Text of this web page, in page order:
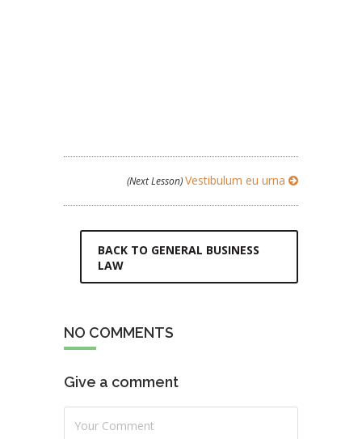
(Next Lesson)Vestibulum eu urna
BACK TO GENERAL BUSINESS
LAW
NO COMMENTS
Give a comment